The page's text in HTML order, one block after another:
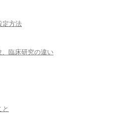
定方法
、臨床研究の違い